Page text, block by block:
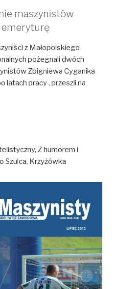
maszynistów
emeryturę
z Małopolskiego
pożegnali dwóch
Zbigniewa Cyganika
latach pracy , przeszli na
Z humorem i
Szulca, Krzyżówka